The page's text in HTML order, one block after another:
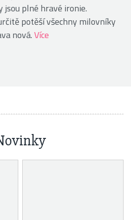
jsou plné hravé ironie.
potěší všechny milovníky
nová.Více